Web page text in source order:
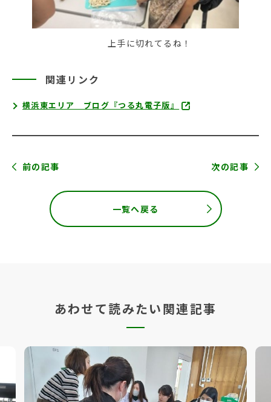
上手に切れてるね！
関連リンク
横浜東エリア ブログ『つる丸電子版』
前の記事 次の記事
一覧へ戻る
あわせて読みたい関連記事